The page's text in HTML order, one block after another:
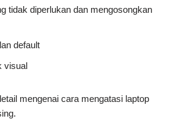
tidak diperlukan dan mengosongkan
default
visual
mengenai cara mengatasi laptop